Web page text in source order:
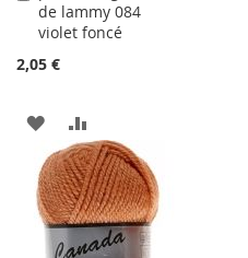
de lammy 084
violet foncé
2,05 €
au
panier
AJOUTER
À
LA
LISTE
AU
COMPARATEUR